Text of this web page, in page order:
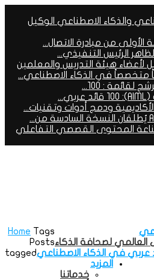
والذكاء الاصطناعي الوكيل
الرئيس التنفيذي...
ودمج أدوات وتقنيات...
المحتوى القصصي التفاعلي
العالمي لصحافة الذكاء
المزيد
خدماتنا
Home Tags
Posts
tagged